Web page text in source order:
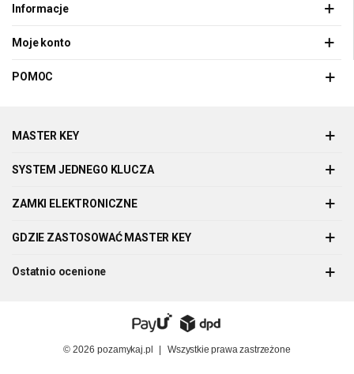
Informacje
Moje konto
POMOC
MASTER KEY
SYSTEM JEDNEGO KLUCZA
ZAMKI ELEKTRONICZNE
GDZIE ZASTOSOWAĆ MASTER KEY
Ostatnio ocenione
© 2026 pozamykaj.pl Wszystkie prawa zastrzeżone